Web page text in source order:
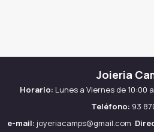
Joieria
Horario: Lunes a Viernes de 10:00
Teléfono: 93
e-mail: joyeriacamps@gmail.com